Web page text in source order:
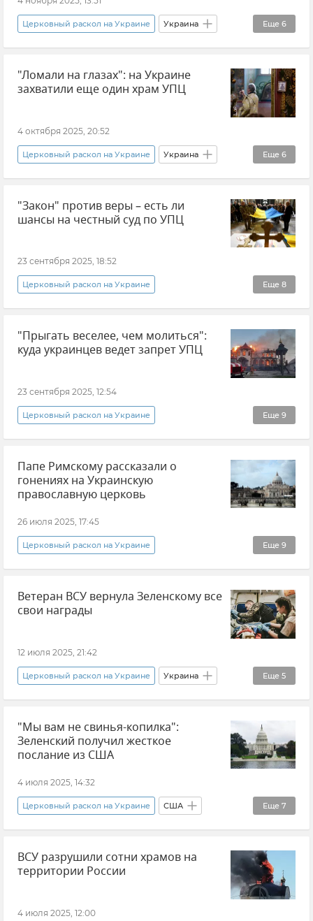
Еще 6
Церковный раскол на Украине Украина
СБУ (Служба безопасности Украины)
События в Донбассе
Происшествия
Украинская православная церковь (УПЦ)
"Ломали на глазах": на Украине
захватили еще один храм УПЦ
4 октября 2025, 20:52
Еще 6
Церковный раскол на Украине Украина
Украинская православная церковь (УПЦ)
Захват храмов УПЦ на Украине
Православная Церковь Украины (ПЦУ)
"Закон" против веры – есть ли
шансы на честный суд по УПЦ
23 сентября 2025, 18:52
Еще 8
Церковный раскол на Украине
Эксклюзивы РИА Новости Крым Украина
Украинская православная церковь (УПЦ)
Николай Кузьмин
"Прыгать веселее, чем молиться":
куда украинцев ведет запрет УПЦ
23 сентября 2025, 12:54
Еще 9
Церковный раскол на Украине
Эксклюзивы РИА Новости Крым Украина
Украинская православная церковь (УПЦ)
Православная Церковь Украины (ПЦУ)
Мнения Андрей Никифоров
Папе Римскому рассказали о
гонениях на Украинскую
православную церковь
26 июля 2025, 17:45
Еще 9
Церковный раскол на Украине
Папа римский Лев XIV Новости
Ватикан Религия
Захват храмов УПЦ на Украине
Ветеран ВСУ вернула Зеленскому все
свои награды
12 июля 2025, 21:42
Еще 5
Церковный раскол на Украине Украина
Владимир Зеленский
ВСУ (Вооруженные силы Украины)
Украинская православная церковь (УПЦ)
"Мы вам не свинья-копилка":
Зеленский получил жесткое
послание из США
4 июля 2025, 14:32
Еще 7
Церковный раскол на Украине США
Конгресс США В мире
Поставки западного оружия Украине
ВСУ разрушили сотни храмов на
территории России
4 июля 2025, 12:00